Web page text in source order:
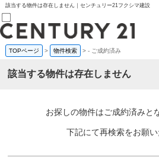
該当する物件は存在しません｜センチュリー21フクシマ建設
売買部
0120-800-844
賃貸部
会員メニュー
TOPページ > 物件検索 >- ご成約済み
該当する物件は存在しません
お探しの物件はご成約済みと
下記にて再検索をお願い